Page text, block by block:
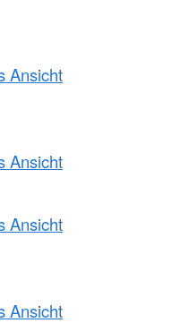
Ansicht
Ansicht
Ansicht
Ansicht